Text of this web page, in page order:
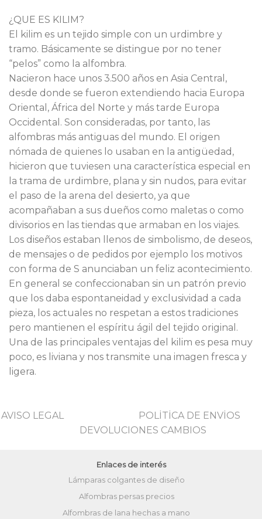
¿QUE ES KILIM?
El kilim es un tejido simple con un urdimbre y
tramo. Básicamente se distingue por no tener
“pelos” como la alfombra.
Nacieron hace unos 3.500 años en Asia Central,
desde donde se fueron extendiendo hacia Europa
Oriental, África del Norte y más tarde Europa
Occidental. Son consideradas, por tanto, las
alfombras más antiguas del mundo. El origen
nómada de quienes lo usaban en la antigüedad,
hicieron que tuviesen una característica especial en
la trama de urdimbre, plana y sin nudos, para evitar
el paso de la arena del desierto, ya que
acompañaban a sus dueños como maletas o como
divisorios en las tiendas que armaban en los viajes.
Los diseños estaban llenos de simbolismo, de deseos,
de mensajes o de pedidos por ejemplo los motivos
con forma de S anunciaban un feliz acontecimiento.
En general se confeccionaban sin un patrón previo
que los daba espontaneidad y exclusividad a cada
pieza, los actuales no respetan a estos tradiciones
pero mantienen el espíritu ágil del tejido original.
Una de las principales ventajas del kilim es pesa muy
poco, es liviana y nos transmite una imagen fresca y
ligera.
AVISO LEGAL
POLİTİCA DE ENVİOS
DEVOLUCIONES CAMBIOS
Enlaces de interés
Lámparas colgantes de diseño
Alfombras persas precios
Alfombras de lana hechas a mano